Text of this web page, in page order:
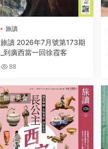
旅讀
旅讀 2026年7月號第173期
_到廣西當一回徐霞客
88
旅遊美食